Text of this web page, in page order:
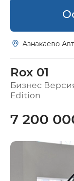
Азнакаево
Rox 01
Бизнес
Edition
7 200